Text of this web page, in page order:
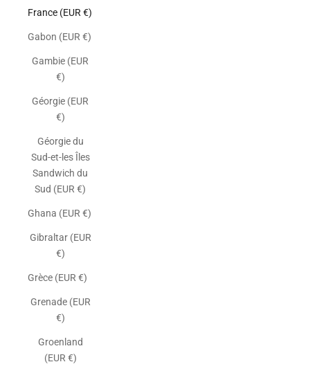
France (EUR €)
Gabon (EUR €)
Gambie (EUR
€)
Géorgie (EUR
€)
Géorgie du
Sud-et-les Îles
Sandwich du
Sud (EUR €)
Ghana (EUR €)
Gibraltar (EUR
€)
Grèce (EUR €)
Grenade (EUR
€)
Groenland
(EUR €)